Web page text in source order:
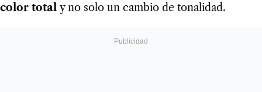
color total y no solo un cambio de tonalidad.